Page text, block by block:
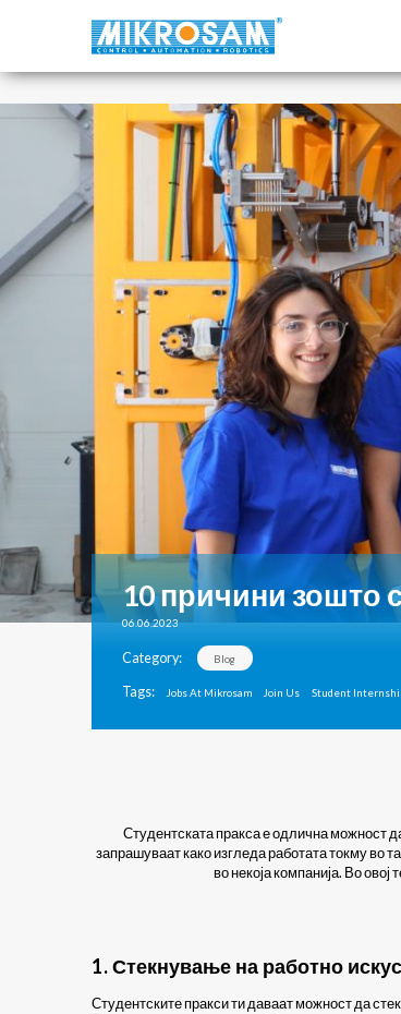
10 причини зошто
06.06.2023
Category: Blog
Tags: Jobs At Mikrosam Join Us Student
Студентската пракса е одлична можност
запрашуваат како изгледа работата токму во
во некоја компанија. Во
1. Стекнување на работно
Студентските пракси ти даваат можност да